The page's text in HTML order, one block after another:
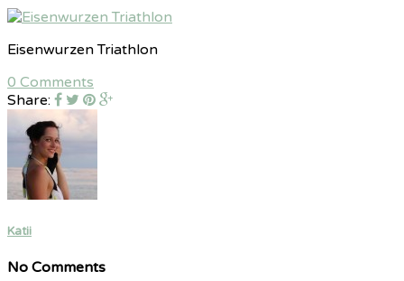
Eisenwurzen Triathlon
0 Comments
Share:
Katii
No Comments